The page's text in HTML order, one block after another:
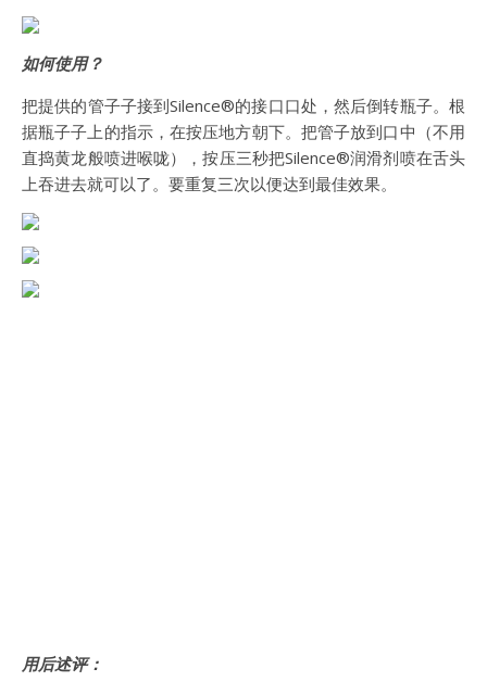
如何使用？
把提供的管⼦子接到Silence®的接⼝口处，然后倒转瓶子。 根
据瓶⼦子上的指⽰，在按压地方朝下。把管⼦放到口中（不⽤
直捣黄⻰般喷进喉咙），按压三秒把Silence®润滑剂喷在⾆头
上吞进去就可以了。要重复三次以便达到最佳效果。
用后述评：